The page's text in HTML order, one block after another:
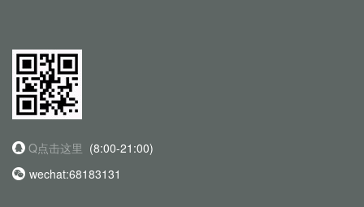
Q点击这里 (8:00-21:00)
wechat:68183131